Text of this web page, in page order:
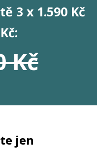
3 x 1.590 Kč
Kč
jen